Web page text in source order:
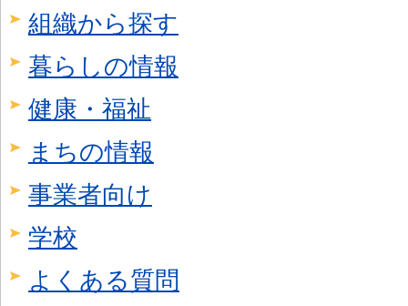
組織から探す
暮らしの情報
健康・福祉
まちの情報
事業者向け
学校
よくある質問